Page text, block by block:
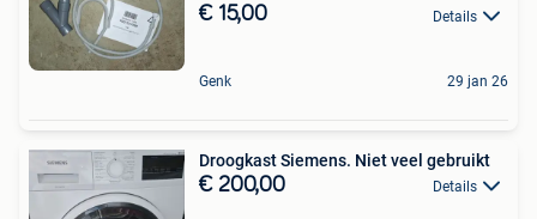
€ 15,00 Details
Genk 29 jan 26
Droogkast Siemens. Niet veel gebruikt
€ 200,00 Details